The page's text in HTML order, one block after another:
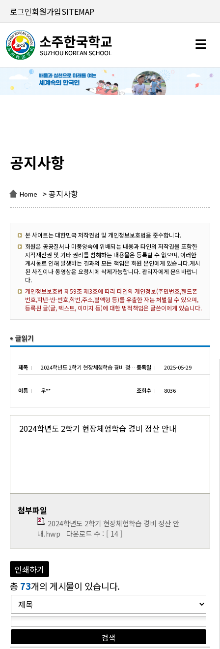
로그인회원가입SITEMAP
공지사항
Home > 공지사항
본 사이트는 대한민국 저작권법 및 개인정보보호법을 준수합니다.
회원은 공공질서나 미풍양속에 위배되는 내용과 타인의 저작권을 포함한
지적재산권 및 기타 권리를 침해하는 내용물은 등록할 수 없으며, 이러한
게시물로 인해 발생하는 결과의 모든 책임은 회원 본인에게 있습니다.게시
된 사진이나 동영상은 요청시에 삭제가능합니다. 관리자에게 문의바랍니
다.
개인정보보호법 제59조 제3호에 따라 타인의 개인정보(주민번호,핸드폰
번호,학년-반-번호,학번,주소,혈액형 등)를 유출한 자는 처벌될 수 있으며,
등록된 글(글, 텍스트, 이미지 등)에 대한 법적책임은 글쓴이에게 있습니다.
제목 2024학년도 2학기 현장체험학습 경비 정산 안내등록일 2025-05-29
이름 우** 조회수 8036
2024학년도 2학기 현장체험학습 경비 정산 안내
첨부파일
2024학년도 2학기 현장체험학습 경비 정산 안
내.hwp 다운로드 수 : [ 14 ]
인쇄하기
총 73개의 게시물이 있습니다.